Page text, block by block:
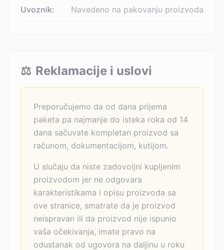
Uvoznik: Navedeno na pakovanju proizvoda
⚖️ Reklamacije i uslovi
Preporučujemo da od dana prijema
paketa pa najmanje do isteka roka od 14
dana sačuvate kompletan proizvod sa
računom, dokumentacijom, kutijom.
U slučaju da niste zadovoljni kupljenim
proizvodom jer ne odgovara
karakteristikama i opisu proizvoda sa
ove stranice, smatrate da je proizvod
neispravan ili da proizvod nije ispunio
vaša očekivanja, imate pravo na
odustanak od ugovora na daljinu u roku